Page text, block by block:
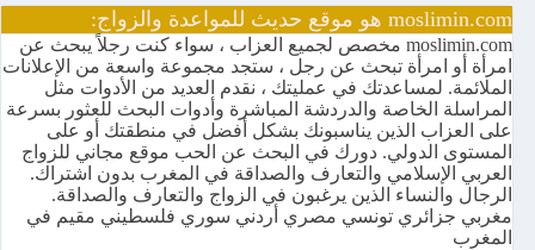
moslimin.com هو موقع حديث للمواعدة والزواج:
moslimin.com مخصص لجميع العزاب ، سواء كنت رجلاً يبحث عن
امرأة أو امرأة تبحث عن رجل ، ستجد مجموعة واسعة من الإعلانات
الملائمة. لمساعدتك في عمليتك ، نقدم العديد من الأدوات مثل
المراسلة الخاصة والدردشة المباشرة وأدوات البحث للعثور بسرعة
على العزاب الذين يناسبونك بشكل أفضل في منطقتك أو على
المستوى الدولي. دورك في البحث عن الحب موقع مجاني للزواج
العربي الإسلامي والتعارف والصداقة في المغرب بدون اشتراك.
الرجال والنساء الذين يرغبون في الزواج والتعارف والصداقة.
مغربي جزائري تونسي مصري أردني سوري فلسطيني مقيم في
المغرب